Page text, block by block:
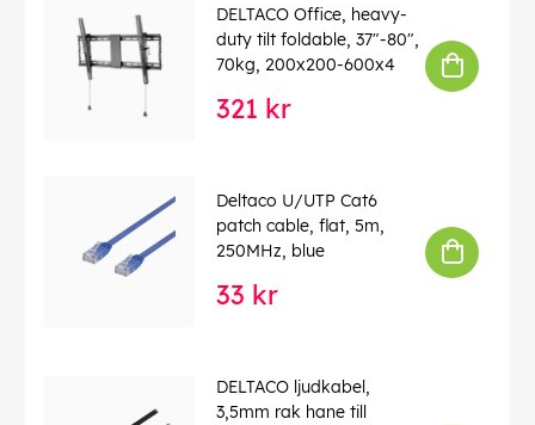
DELTACO Office, heavy-
duty tilt foldable, 37"-80",
70kg, 200x200-600x4
321 kr
Deltaco U/UTP Cat6
patch cable, flat, 5m,
250MHz, blue
33 kr
DELTACO ljudkabel,
3,5mm rak hane till